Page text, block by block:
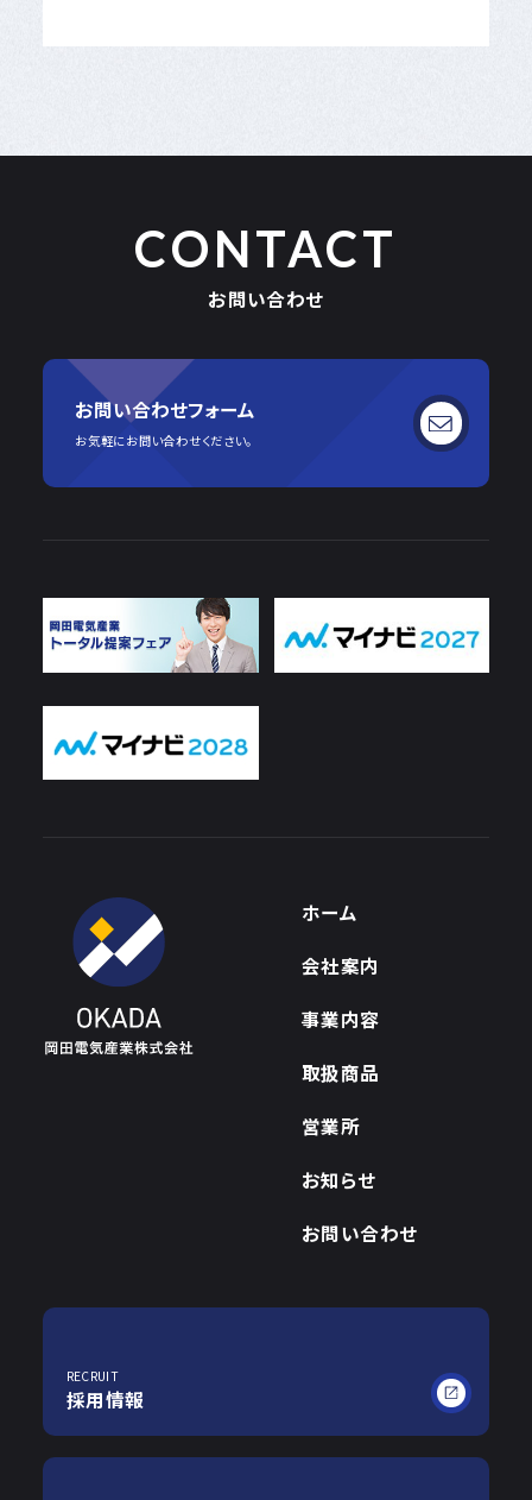
CONTACT
お問い合わせ
お問い合わせフォーム
お気軽にお問い合わせください。
ホーム
会社案内
事業内容
取扱商品
営業所
お知らせ
お問い合わせ
RECRUIT
採用情報